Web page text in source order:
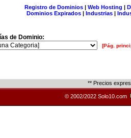
Registro de Dominios| Web Hosting |
Dominios Expirados | Industrias |
de Dominio:
[Pág.
** Precios
© 2002/2022 Solo10.com